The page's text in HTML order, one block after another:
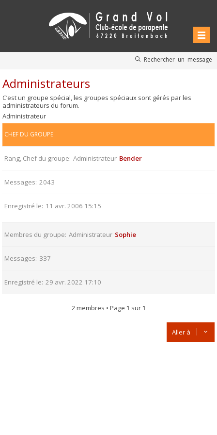
Rechercher un message
Administrateurs
C’est un groupe spécial, les groupes spéciaux sont gérés par les
administrateurs du forum.
Administrateur
CHEF DU GROUPE
Rang, Chef du groupe Administrateur Bender
Messages 2043
Enregistré le 11 avr. 2006 15:15
Membres du groupe Administrateur Sophie
Messages 337
Enregistré le 29 avr. 2022 17:10
2 membres • Page 1 sur1
Aller à